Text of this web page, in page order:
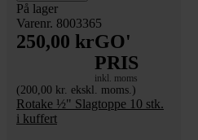
På lager
Varenr. 8003365
250,00 krGO'
PRIS
inkl. moms
(200,00 kr. ekskl. moms.)
Rotake ½" Slagtoppe 10 stk.
i kuffert